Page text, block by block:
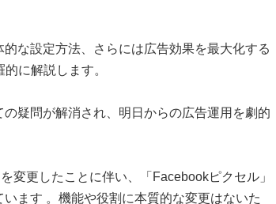
な設定方法、さらには広告効果を最大化する
に解説します。
疑問が解消され、明日からの広告運用を劇的
更したことに伴い、「Facebookピクセル」
ます 。機能や役割に本質的な変更はないた